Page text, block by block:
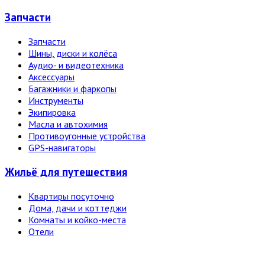
Запчасти
Запчасти
Шины, диски и колёса
Аудио- и видеотехника
Аксессуары
Багажники и фаркопы
Инструменты
Экипировка
Масла и автохимия
Противоугонные устройства
GPS-навигаторы
Жильё для путешествия
Квартиры посуточно
Дома, дачи и коттеджи
Комнаты и койко-места
Отели